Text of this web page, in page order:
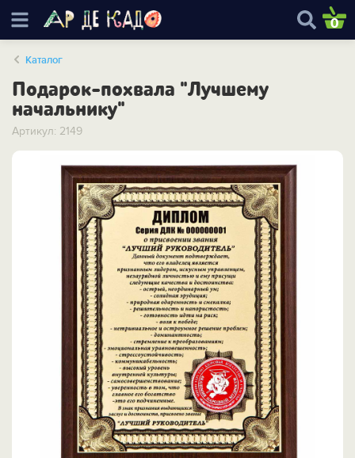
0
Каталог
Подарок-похвала "Лучшему
начальнику"
Артикул: 2149